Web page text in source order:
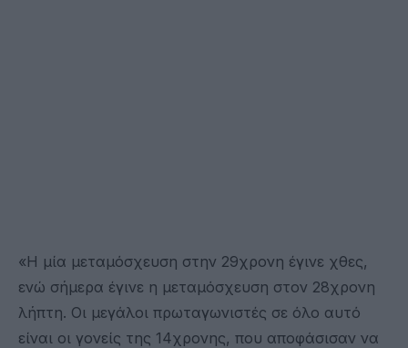
«Η μία μεταμόσχευση στην 29χρονη έγινε χθες,
ενώ σήμερα έγινε η μεταμόσχευση στον 28χρονη
λήπτη. Οι μεγάλοι πρωταγωνιστές σε όλο αυτό
είναι οι γονείς της 14χρονης, που αποφάσισαν να